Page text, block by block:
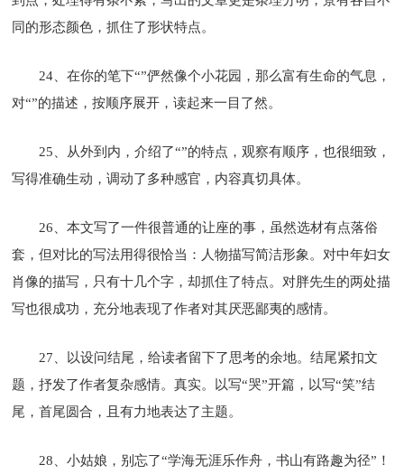
同的形态颜色，抓住了形状特点。
24、在你的笔下“”俨然像个小花园，那么富有生命的气息，
对“”的描述，按顺序展开，读起来一目了然。
25、从外到内，介绍了“”的特点，观察有顺序，也很细致，
写得准确生动，调动了多种感官，内容真切具体。
26、本文写了一件很普通的让座的事，虽然选材有点落俗
套，但对比的写法用得很恰当：人物描写简洁形象。对中年妇女
肖像的描写，只有十几个字，却抓住了特点。对胖先生的两处描
写也很成功，充分地表现了作者对其厌恶鄙夷的感情。
27、以设问结尾，给读者留下了思考的余地。结尾紧扣文
题，抒发了作者复杂感情。真实。以写“哭”开篇，以写“笑”结
尾，首尾圆合，且有力地表达了主题。
28、小姑娘，别忘了“学海无涯乐作舟，书山有路趣为径”！